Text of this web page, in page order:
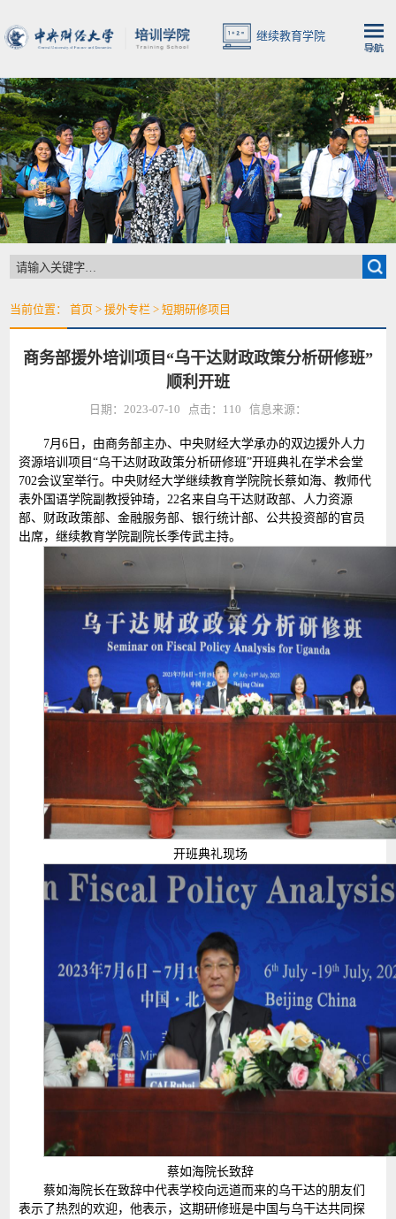
继续教育学院
当前位置： 首页 >援外专栏 >短期研修项目
商务部援外培训项目“乌干达财政政策分析研修班”
顺利开班
日期：2023-07-10 点击： 110 信息来源：
7月6日，由商务部主办、中央财经大学承办的双边援外人力
资源培训项目“乌干达财政政策分析研修班”开班典礼在学术会堂
702会议室举行。中央财经大学继续教育学院院长蔡如海、教师代
表外国语学院副教授钟琦，22名来自乌干达财政部、人力资源
部、财政政策部、金融服务部、银行统计部、公共投资部的官员
出席，继续教育学院副院长季传武主持。
开班典礼现场
蔡如海院长致辞
蔡如海院长在致辞中代表学校向远道而来的乌干达的朋友们
表示了热烈的欢迎，他表示，这期研修班是中国与乌干达共同探